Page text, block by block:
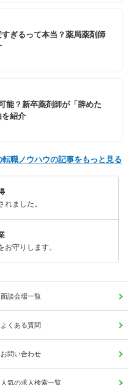
ぎるって本当？薬局薬剤師
能？新卒薬剤師が「辞めた
を紹介
転職ノウハウの記事をもっと見る
ました。
守りします。
面談会場一覧
よくある質問
お問い合わせ
人気の求人検索一覧